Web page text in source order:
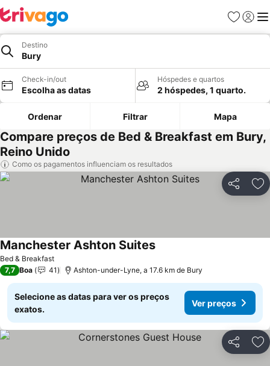
Favoritos
Iniciar
Destino
Bury
Check-in/out
Escolha as datas
Hóspedes e quartos
2 hóspedes, 1 quarto.
Ordenar Filtrar Mapa
Compare preços de Bed & Breakfast em Bury,
Reino Unido
Como os pagamentos influenciam os resultados
Partilhar
Bed & Breakfast
Manchester Ashton Suites
7,7 Boa 41 Ashton-under-Lyne, a 17.6 km de Bury
Selecione as datas para ver os preços
exatos.
Ver preços
Partilhar